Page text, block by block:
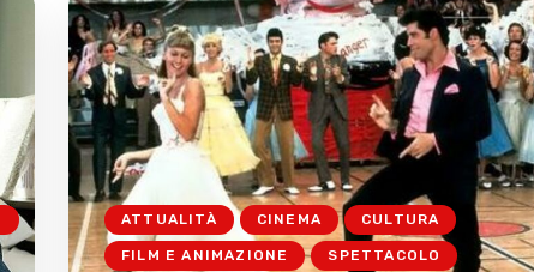
ATTUALITÀ CINEMA CULTURA
FILM E ANIMAZIONE SPETTACOLO